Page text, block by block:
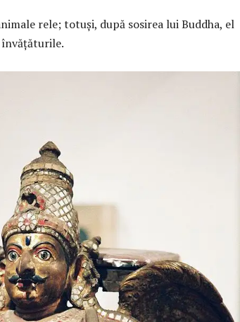
rele; totuși, după sosirea lui Buddha, el